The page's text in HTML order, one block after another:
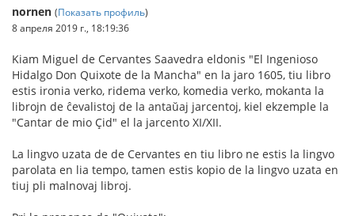
nornen (Показать профиль)
8 апреля 2019 г., 18:19:36
Kiam Miguel de Cervantes Saavedra eldonis "El Ingenioso
Hidalgo Don Quixote de la Mancha" en la jaro 1605, tiu libro
estis ironia verko, ridema verko, komedia verko, mokanta la
librojn de ĉevalistoj de la antaŭaj jarcentoj, kiel ekzemple la
"Cantar de mio Çid" el la jarcento XI/XII.
La lingvo uzata de de Cervantes en tiu libro ne estis la lingvo
parolata en lia tempo, tamen estis kopio de la lingvo uzata en
tiuj pli malnovaj libroj.